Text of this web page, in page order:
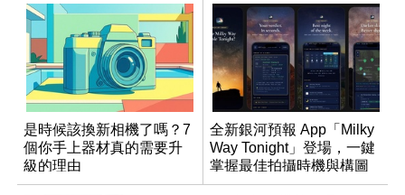
是時候該換新相機了嗎？7
個你手上器材真的需要升
級的理由
全新銀河預報 App「Milky
Way Tonight」登場，一鍵
掌握最佳拍攝時機與構圖